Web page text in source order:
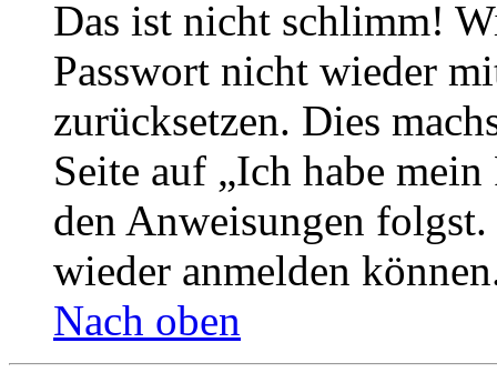
Das ist nicht schlimm!
Passwort nicht wieder
zurücksetzen. Dies
Seite auf „Ich habe
den Anweisungen
wieder anmelden
Nach oben